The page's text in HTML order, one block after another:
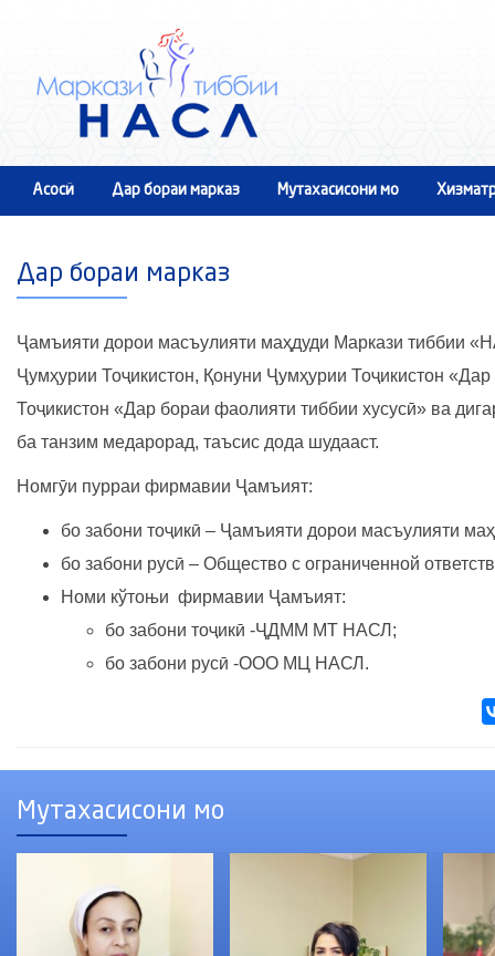
Асосӣ Дар бораи марказ Мутахасисони мо
Дар бораи марказ
Ҷамъияти дорои масъулияти маҳдуди Маркази тиббии
Ҷумҳурии Тоҷикистон, Қонуни Ҷумҳурии Тоҷикистон
Тоҷикистон «Дар бораи фаолияти тиббии хусусӣ» ва
ба танзим медарорад, таъсис дода шудааст.
Номгӯи пурраи фирмавии Ҷамъият:
бо забони тоҷикӣ – Ҷамъияти дорои масъулияти
бо забони русӣ – Общество с ограниченной
Номи кўтоњи фирмавии Ҷамъият:
бо забони тоҷикӣ -ҶДММ МТ НАСЛ;
бо забони русӣ -ООО МЦ НАСЛ.
Мутахасисони мо